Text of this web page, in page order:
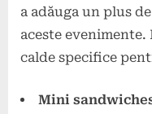
a adăuga un plus
aceste
calde specifice
Mini